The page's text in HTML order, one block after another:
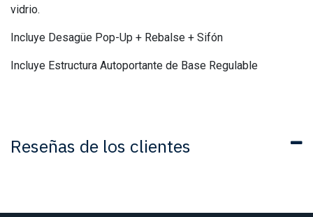
vidrio.
Incluye Desagüe Pop-Up + Rebalse + Sifón
Incluye Estructura Autoportante de Base Regulable
Reseñas de los clientes